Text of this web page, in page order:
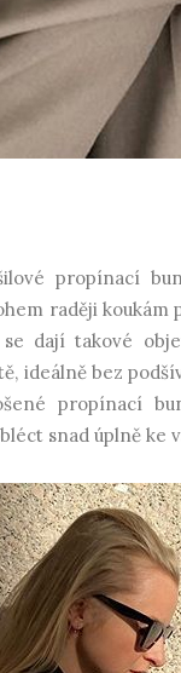
propínací
raději
dají takové
ideálně bez
propínací
snad úplně ke